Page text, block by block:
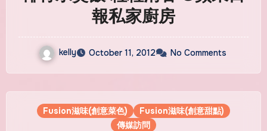
報私家廚房
kelly October 11, 2012 No Comments
Fusion滋味(創意菜色)
Fusion滋味(創意甜點)
傳媒訪問